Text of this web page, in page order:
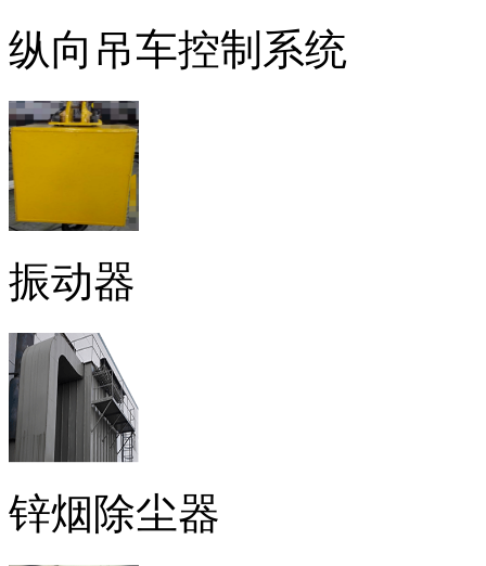
纵向吊车控制系统
振动器
锌烟除尘器